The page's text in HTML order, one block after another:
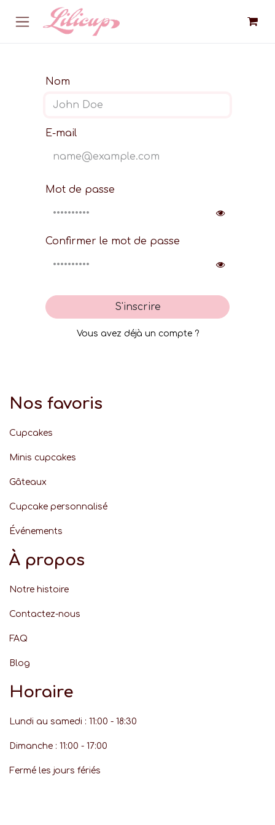
Se rendre au contenu
Nom
E-mail
Mot de passe
Confirmer le mot de passe
S'inscrire
Vous avez déjà un compte ?
Nos favoris
Cupcakes
Minis cupcakes
Gâteaux
Cupcake personnalisé
Événements
À propos
Notre histoire
Contactez-nous
FAQ
Blog
Horaire
Lundi au samedi : 11:00 - 18:30
Dimanche : 11:00 - 17:00
Fermé les jours fériés